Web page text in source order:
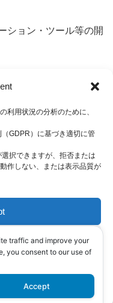
利用状況の分析のために、
GDPR）に基づき適切に管
択できますが、拒否または
作しない、または表示品質が
Policy
ション・ツール等の開
2024.05.24
バシーポリシー | Privacy
サイト.
トップ サイドバー
traffic and improve your
you consent to our use of
Accept